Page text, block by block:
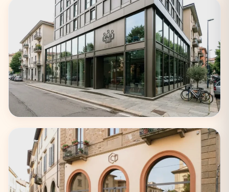
Roma
62 coworking
Torino
33 coworking